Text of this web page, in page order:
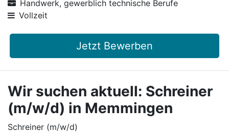
Handwerk, gewerblich technische Berufe
Vollzeit
Jetzt Bewerben
Wir suchen aktuell: Schreiner
(m/w/d) in Memmingen
Schreiner (m/w/d)